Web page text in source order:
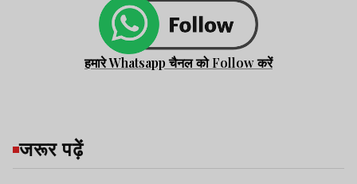
हमारे Whatsapp चैनल को Follow करें
जरूर पढ़ें